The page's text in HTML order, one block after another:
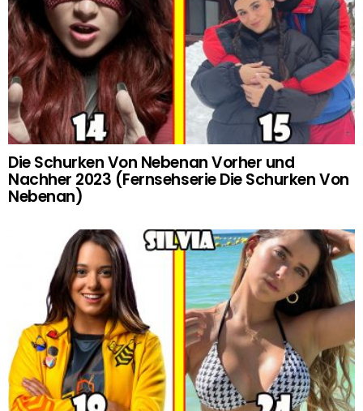
Die Schurken Von Nebenan Vorher und
Nachher 2023 (Fernsehserie Die Schurken Von
Nebenan)